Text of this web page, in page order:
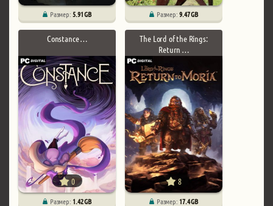
Размер:5.91 GB Размер:9.47 GB
Constance …
0
Размер: 1.42 GB
The Lord of the Rings:
Return …
8
Размер: 17.4 GB